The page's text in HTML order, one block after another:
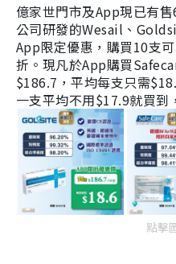
億家世門市及App現已有
公司研發的Wesail、
App限定優惠，購買10支
折。現凡於App購買
$186.7，平均每支只需
一支平均不用$17.9就買到
點擊